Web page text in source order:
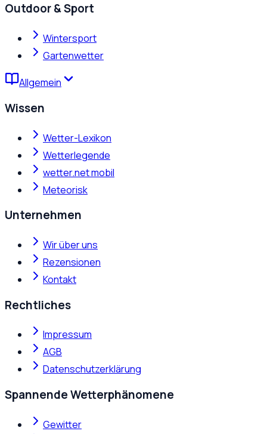
Outdoor & Sport
Wintersport
Gartenwetter
Allgemein
Wissen
Wetter-Lexikon
Wetterlegende
wetter.net mobil
Meteorisk
Unternehmen
Wir über uns
Rezensionen
Kontakt
Rechtliches
Impressum
AGB
Datenschutzerklärung
Spannende Wetterphänomene
Gewitter